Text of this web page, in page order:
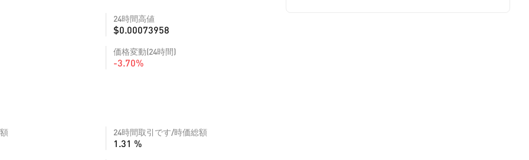
24時間高値
$0.00073958
価格変動(24時間)
-3.70%
24時間取引です/時価総額
1.31 %